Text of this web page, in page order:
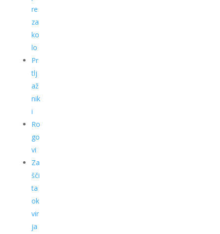
re
za
ko
lo
Pr
tlj
až
nik
i
Ro
go
vi
Za
šči
ta
ok
vir
ja